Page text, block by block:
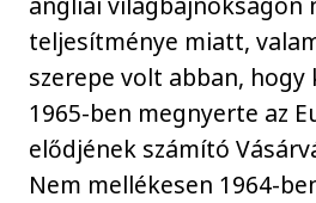
teljesítménye miatt,
szerepe volt abban, hogy
1965-ben megnyerte az
elődjének számító
Nem mellékesen 1964-